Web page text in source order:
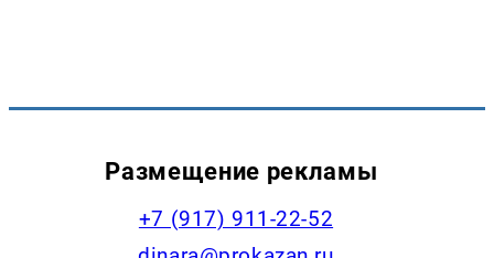
Размещение рекламы
+7 (917) 911-22-52